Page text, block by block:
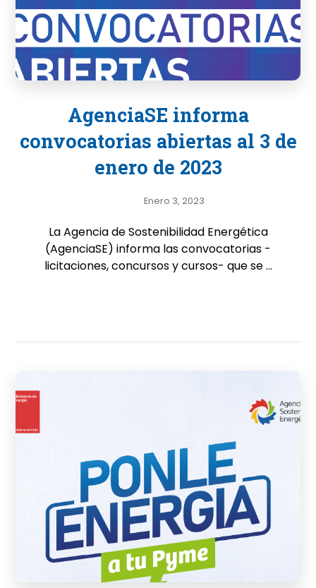
AgenciaSE informa
convocatorias abiertas al 3 de
enero de 2023
Enero 3, 2023
La Agencia de Sostenibilidad Energética
(AgenciaSE) informa las convocatorias -
licitaciones, concursos y cursos- que se ...